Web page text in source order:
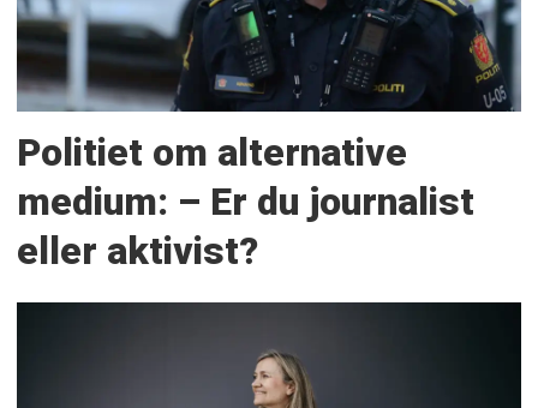
Politiet om alternative
medium: – Er du journalist
eller aktivist?